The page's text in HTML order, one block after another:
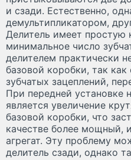
и сзади. Естественно,
демультипликатором,
Делитель имеет простую
минимальное число
делителем практически
базовой коробки, так как
зубчатых зацеплений,
При передней установке
является увеличение
базовой коробки, что
качестве более мощный,
агрегат. Эту проблему
делитель сзади, однако